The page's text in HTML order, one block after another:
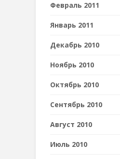
Февраль 2011
Январь 2011
Декабрь 2010
Ноябрь 2010
Октябрь 2010
Сентябрь 2010
Август 2010
Июль 2010